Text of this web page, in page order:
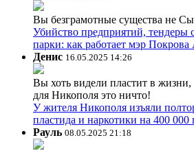
Вы безграмотные существа не
Убийство предприятий, тендеры
парки: как работает мэр
Денис 16.05.2025 14:26
Вы хоть видели пластит в жизни,
для Никополя это ничто!
У жителя Никополя изъяли
пластида и наркотики на 400 000
Рауль 08.05.2025 21:18